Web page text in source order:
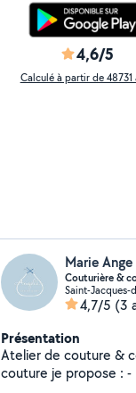
4,6/5
Calculé à partir de 48731
Marie
Couturière &
4,7/5 (3
Présentation
Atelier de couture &
couture je propose :